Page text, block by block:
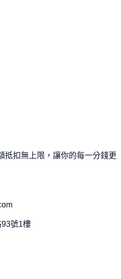
抵扣無上限，讓你的每一分錢更
號1樓